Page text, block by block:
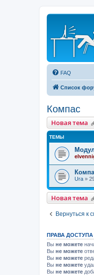
FAQ
Список
Компас
Новая тема
ТЕМЫ
Ura »
Новая тема
Вернуться к
ПРАВА ДОСТУПА
Вы не можете
Вы не можете
Вы не можете
Вы не можете
Вы не можете